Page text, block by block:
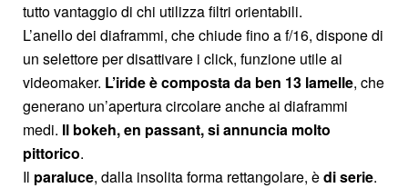
tutto vantaggio di chi utilizza filtri orientabili.
L’anello dei diaframmi, che chiude fino a f/16, dispone di
un selettore per disattivare i click, funzione utile ai
videomaker. L’iride è composta da ben 13 lamelle, che
generano un’apertura circolare anche ai diaframmi
medi. Il bokeh, en passant, si annuncia molto
pittorico.
Il paraluce, dalla insolita forma rettangolare, èdi serie.